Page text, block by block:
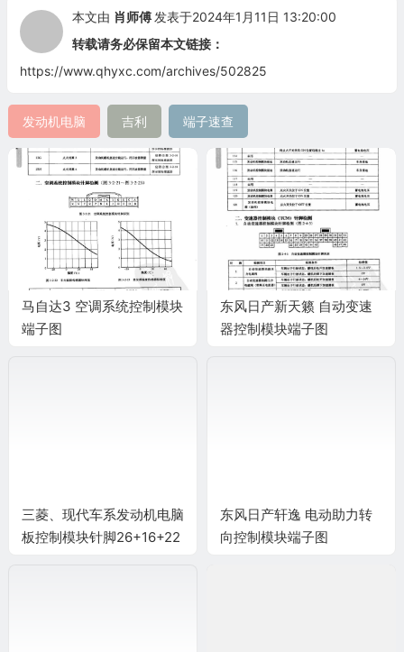
本文由 肖师傅 发表于2024年1月11日 13:20:00
转载请务必保留本文链接：
https://www.qhyxc.com/archives/502825
发动机电脑 吉利 端子速查
马自达3 空调系统控制模块
端子图
东风日产新天籁 自动变速
器控制模块端子图
三菱、现代车系发动机电脑
板控制模块针脚26+16+22
东风日产轩逸 电动助力转
向控制模块端子图